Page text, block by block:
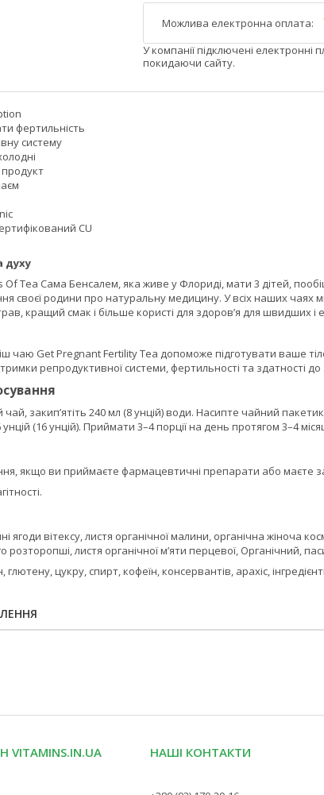
У компанії підключені
покидаючи сайту.
фертильність
систему
CU
духу
Of Tea Сама Бенсалем, яка живе у Флориді, мати 3 дітей,
своєї родини про натуральну медицину. У всіх наших чаях
кращий смак і більше користі для здоров’я для швидших і
чаю Get Pregnant Fertility Tea допоможе підготувати ваше тіло
репродуктивної системи, фертильності та здатності
закип’ятіть 240 мл (8 унцій) води. Насипте чайний пакетик
(16 унцій). Приймати 3–4 порції на день протягом 3–4
якщо ви приймаєте фармацевтичні препарати або маєте
ягоди вітексу, листя органічної малини, органічна жіноча
розторопші, листя органічної м’яти перцевої, Органічний,
глютену, цукру, спирт, кофеїн, консервантів, арахіс,
НАШІ КОНТАКТИ